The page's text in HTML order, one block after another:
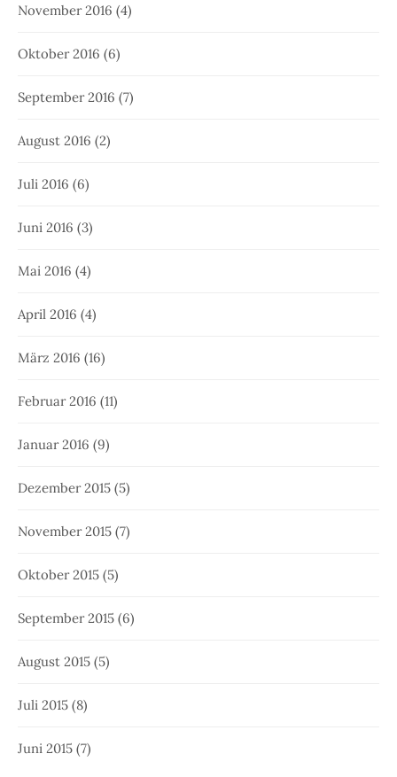
November 2016 (4)
Oktober 2016 (6)
September 2016 (7)
August 2016 (2)
Juli 2016 (6)
Juni 2016 (3)
Mai 2016 (4)
April 2016 (4)
März 2016 (16)
Februar 2016 (11)
Januar 2016 (9)
Dezember 2015 (5)
November 2015 (7)
Oktober 2015 (5)
September 2015 (6)
August 2015 (5)
Juli 2015 (8)
Juni 2015 (7)